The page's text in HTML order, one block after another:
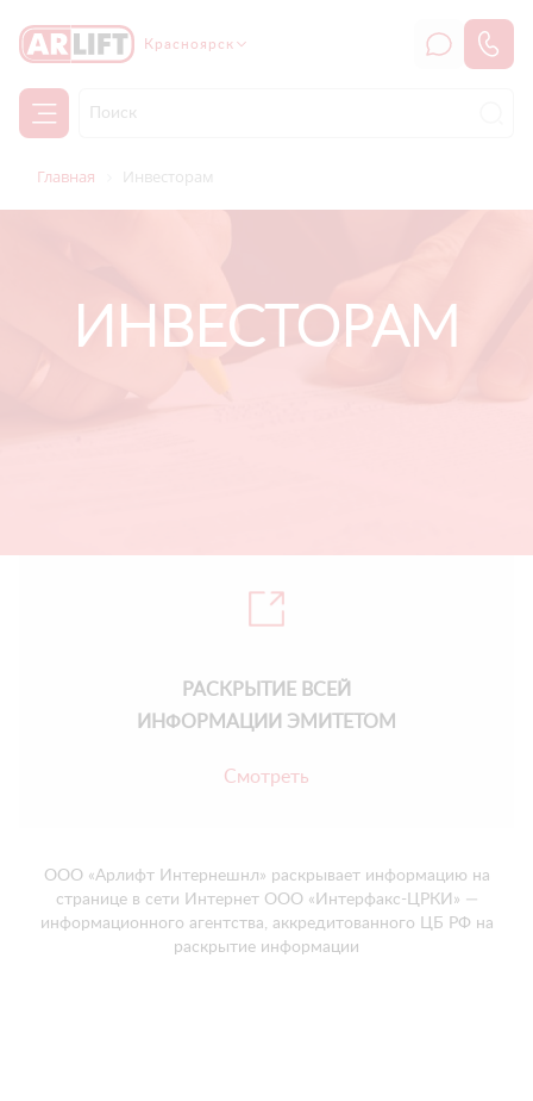
Красноярск
Главная Инвесторам
ИНВЕСТОРАМ
РАСКРЫТИЕ ВСЕЙ
ИНФОРМАЦИИ ЭМИТЕТОМ
Смотреть
ООО «Арлифт Интернешнл» раскрывает информацию на
странице в сети Интернет ООО «Интерфакс-ЦРКИ» —
информационного агентства, аккредитованного ЦБ РФ на
раскрытие информации